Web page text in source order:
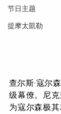
节日主题
提摩太凱勒
查尔斯·寇尔
级幕僚。
尼
为寇尔森极